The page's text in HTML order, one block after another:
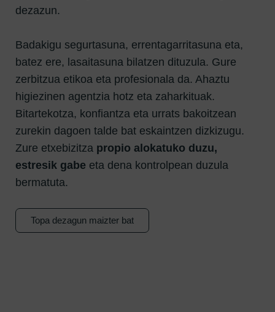
dezazun.
Badakigu segurtasuna, errentagarritasuna eta,
batez ere, lasaitasuna bilatzen dituzula. Gure
zerbitzua etikoa eta profesionala da. Ahaztu
higiezinen agentzia hotz eta zaharkituak.
Bitartekotza, konfiantza eta urrats bakoitzean
zurekin dagoen talde bat eskaintzen dizkizugu.
Zure etxebizitza propio alokatuko duzu,
estresik gabe eta dena kontrolpean duzula
bermatuta.
Topa dezagun maizter bat